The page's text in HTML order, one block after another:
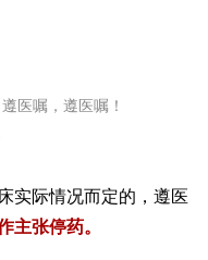
医嘱，遵医嘱！
实际情况而定的，遵医
主张停药。